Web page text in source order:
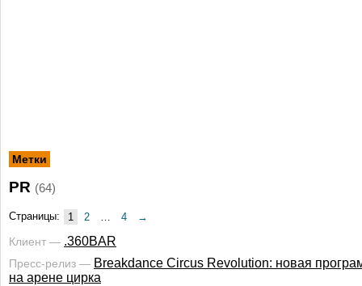
Метки
PR (64)
Страницы: 1 2 4 →
Клиент — .360BAR
Пресс-релиз — Breakdance Circus Revolution: новая
на арене цирка